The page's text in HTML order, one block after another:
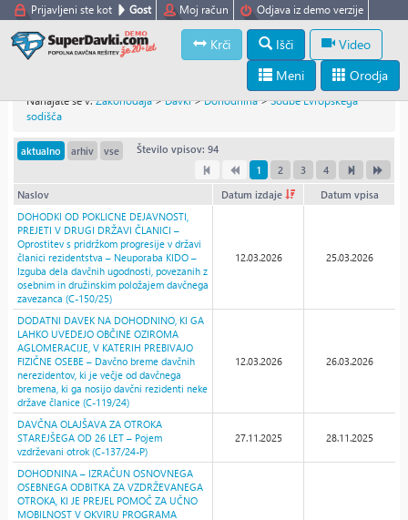
Prijavljeni ste kot Gost Moj račun Odjava iz demo verzije
Krči Išči
Video
Orodja
Meni
Nahajate se v:Zakonodaja>Davki>Dohodnina>Sodbe Evropskega
sodišča
aktualno arhiv vse
Število vpisov: 94
1
2 3 4
Naslov Datum izdaje
Datum vpisa
DOHODKI OD POKLICNE DEJAVNOSTI,
PREJETI V DRUGI DRŽAVI ČLANICI –
Oprostitev s pridržkom progresije v državi
članici rezidentstva – Neuporaba KIDO –
Izguba dela davčnih ugodnosti, povezanih z
osebnim in družinskim položajem davčnega
zavezanca (C-150/25)
12.03.2026 25.03.2026
DODATNI DAVEK NA DOHODNINO, KI GA
LAHKO UVEDEJO OBČINE OZIROMA
AGLOMERACIJE, V KATERIH PREBIVAJO
FIZIČNE OSEBE – Davčno breme davčnih
nerezidentov, ki je večje od davčnega
bremena, ki ga nosijo davčni rezidenti neke
države članice (C-119/24)
12.03.2026 26.03.2026
DAVČNA OLAJŠAVA ZA OTROKA
STAREJŠEGA OD 26 LET – Pojem
vzdrževani otrok (C-137/24-P)
27.11.2025 28.11.2025
DOHODNINA – IZRAČUN OSNOVNEGA
OSEBNEGA ODBITKA ZA VZDRŽEVANEGA
OTROKA, KI JE PREJEL POMOČ ZA UČNO
MOBILNOST V OKVIRU PROGRAMA